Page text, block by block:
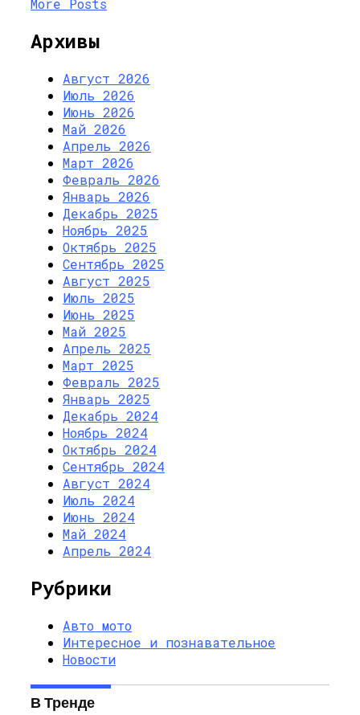
More Posts
Архивы
Август 2026
Июль 2026
Июнь 2026
Май 2026
Апрель 2026
Март 2026
Февраль 2026
Январь 2026
Декабрь 2025
Ноябрь 2025
Октябрь 2025
Сентябрь 2025
Август 2025
Июль 2025
Июнь 2025
Май 2025
Апрель 2025
Март 2025
Февраль 2025
Январь 2025
Декабрь 2024
Ноябрь 2024
Октябрь 2024
Сентябрь 2024
Август 2024
Июль 2024
Июнь 2024
Май 2024
Апрель 2024
Рубрики
Авто мото
Интересное и познавательное
Новости
В Тренде